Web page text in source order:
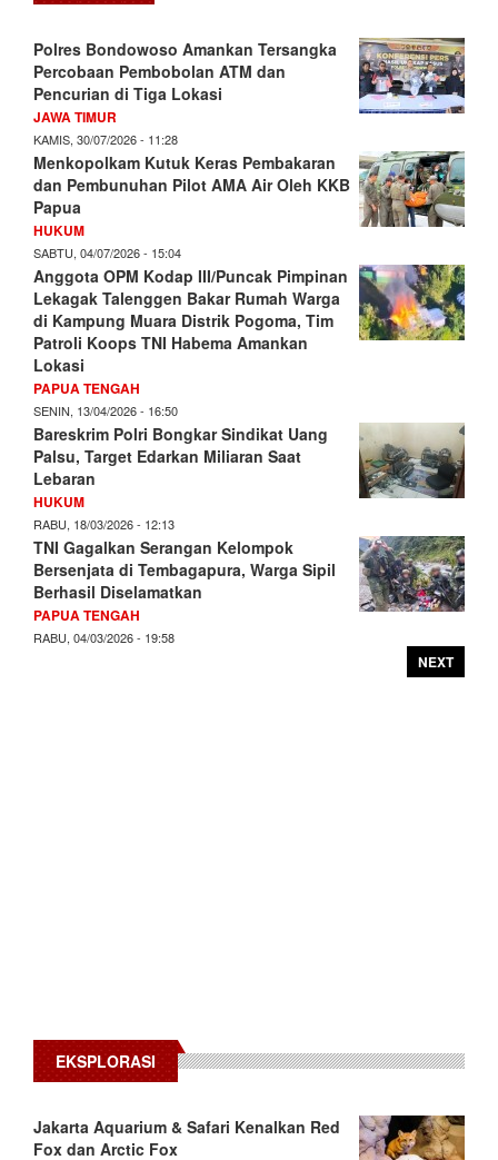
Polres Bondowoso Amankan Tersangka
Percobaan Pembobolan ATM dan
Pencurian di Tiga Lokasi
JAWA TIMUR
KAMIS, 30/07/2026 - 11:28
Menkopolkam Kutuk Keras Pembakaran
dan Pembunuhan Pilot AMA Air Oleh KKB
Papua
HUKUM
SABTU, 04/07/2026 - 15:04
Anggota OPM Kodap III/Puncak Pimpinan
Lekagak Talenggen Bakar Rumah Warga
di Kampung Muara Distrik Pogoma, Tim
Patroli Koops TNI Habema Amankan
Lokasi
PAPUA TENGAH
SENIN, 13/04/2026 - 16:50
Bareskrim Polri Bongkar Sindikat Uang
Palsu, Target Edarkan Miliaran Saat
Lebaran
HUKUM
RABU, 18/03/2026 - 12:13
TNI Gagalkan Serangan Kelompok
Bersenjata di Tembagapura, Warga Sipil
Berhasil Diselamatkan
PAPUA TENGAH
RABU, 04/03/2026 - 19:58
NEXT
EKSPLORASI
Jakarta Aquarium & Safari Kenalkan Red
Fox dan Arctic Fox